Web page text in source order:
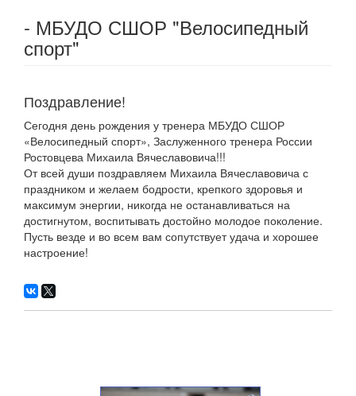
- МБУДО СШОР "Велосипедный
спорт"
Поздравление!
Сегодня день рождения у тренера МБУДО СШОР
«Велосипедный спорт», Заслуженного тренера России
Ростовцева Михаила Вячеславовича!!!
От всей души поздравляем Михаила Вячеславовича с
праздником и желаем бодрости, крепкого здоровья и
максимум энергии, никогда не останавливаться на
достигнутом, воспитывать достойно молодое поколение.
Пусть везде и во всем вам сопутствует удача и хорошее
настроение!